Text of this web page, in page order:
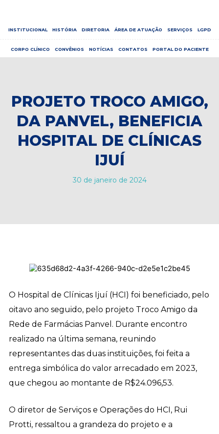
INSTITUCIONAL HISTÓRIA DIRETORIA ÁREA DE ATUAÇÃO SERVIÇOS LGPD
CORPO CLÍNICO CONVÊNIOS NOTÍCIAS CONTATOS PORTAL DO PACIENTE
PROJETO TROCO AMIGO,
DA PANVEL, BENEFICIA
HOSPITAL DE CLÍNICAS
IJUÍ
30 de janeiro de 2024
O Hospital de Clínicas Ijuí (HCI) foi beneficiado, pelo
oitavo ano seguido, pelo projeto Troco Amigo da
Rede de Farmácias Panvel. Durante encontro
realizado na última semana, reunindo
representantes das duas instituições, foi feita a
entrega simbólica do valor arrecadado em 2023,
que chegou ao montante de R$24.096,53.
O diretor de Serviços e Operações do HCI, Rui
Protti, ressaltou a grandeza do projeto e a